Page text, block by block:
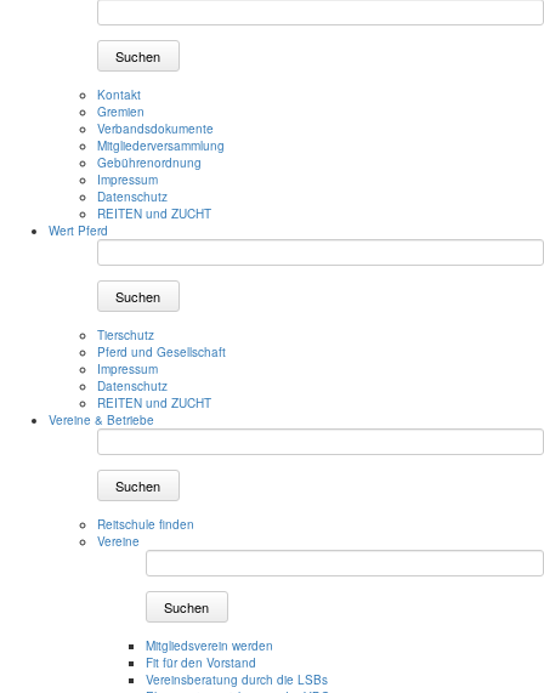
Suchen
Kontakt
Gremien
Verbandsdokumente
Mitgliederversammlung
Gebührenordnung
Impressum
Datenschutz
REITEN und ZUCHT
Wert Pferd
Suchen
Tierschutz
Pferd und Gesellschaft
Impressum
Datenschutz
REITEN und ZUCHT
Vereine & Betriebe
Suchen
Reitschule finden
Vereine
Suchen
Mitgliedsverein werden
Fit für den Vorstand
Vereinsberatung durch die LSBs